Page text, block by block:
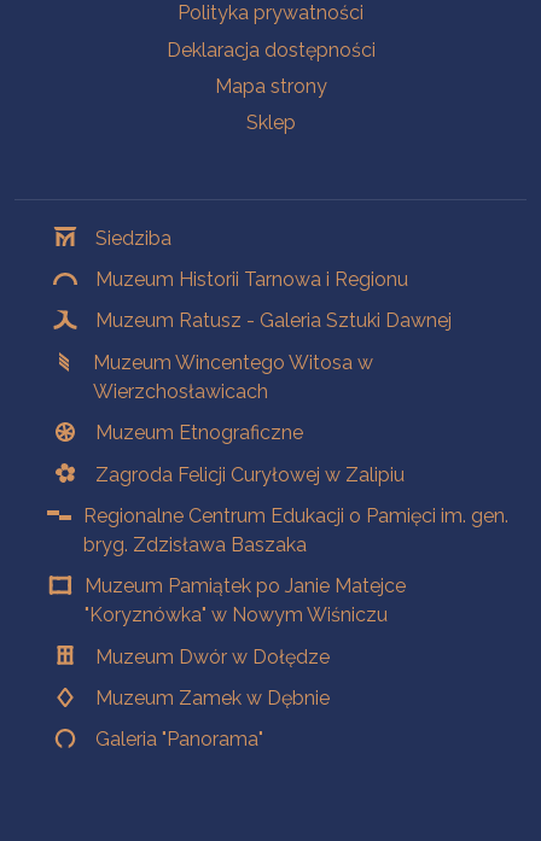
Polityka prywatności
Deklaracja dostępności
Mapa strony
Sklep
Siedziba
Muzeum Historii Tarnowa i Regionu
Muzeum Ratusz - Galeria Sztuki Dawnej
Muzeum Wincentego Witosa w
Wierzchosławicach
Muzeum Etnograficzne
Zagroda Felicji Curyłowej w Zalipiu
Regionalne Centrum Edukacji o Pamięci im. gen.
bryg. Zdzisława Baszaka
Muzeum Pamiątek po Janie Matejce
"Koryznówka" w Nowym Wiśniczu
Muzeum Dwór w Dołędze
Muzeum Zamek w Dębnie
Galeria "Panorama"